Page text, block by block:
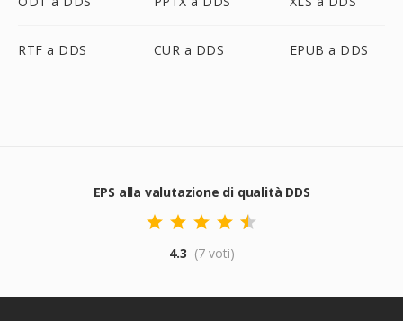
RTF a DDS CUR a DDS EPUB a DDS
EPS alla valutazione di qualità DDS
4.3 (7 voti)